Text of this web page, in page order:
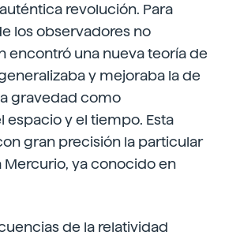
revolución. Para
los observadores no
encontró una nueva teoría de
y mejoraba la de
gravedad como
y el tiempo. Esta
gran precisión la particular
ya conocido en
de la relatividad